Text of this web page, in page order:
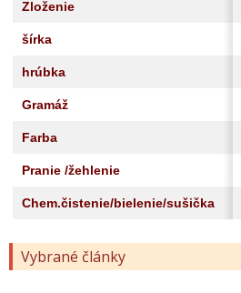
Zloženie
šírka
hrúbka
Gramáž
Farba
Pranie /žehlenie
Chem.čistenie/bielenie/sušička
Vybrané články